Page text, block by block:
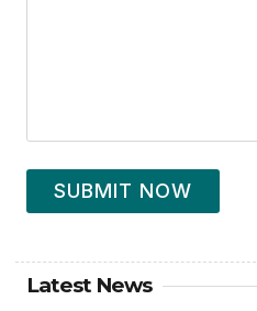
SUBMIT NOW
Latest News